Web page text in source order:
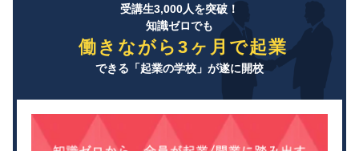
受講生3,000人を突破！
知識ゼロでも
働きながら3ヶ月で起業
できる「起業の学校」が遂に開校